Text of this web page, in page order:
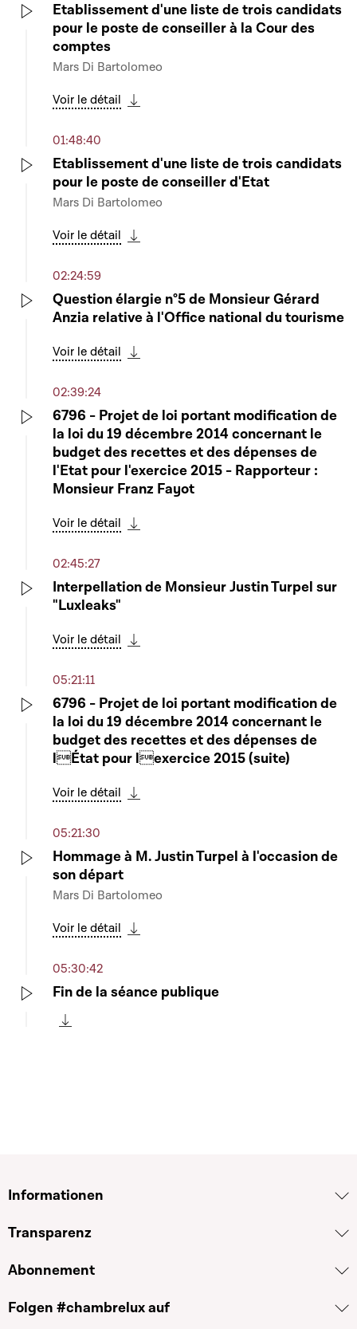
Etablissement d'une liste de trois candidats
pour le poste de conseiller à la Cour des
comptes
Mars Di Bartolomeo
Voir le détail
01:48:40
Etablissement d'une liste de trois candidats
pour le poste de conseiller d'Etat
Mars Di Bartolomeo
Voir le détail
02:24:59
Question élargie n°5 de Monsieur Gérard
Anzia relative à l'Office national du tourisme
Voir le détail
02:39:24
6796 - Projet de loi portant modification de
la loi du 19 décembre 2014 concernant le
budget des recettes et des dépenses de
l'Etat pour l'exercice 2015 - Rapporteur :
Monsieur Franz Fayot
Voir le détail
02:45:27
Interpellation de Monsieur Justin Turpel sur
"Luxleaks"
Voir le détail
05:21:11
6796 - Projet de loi portant modification de
la loi du 19 décembre 2014 concernant le
budget des recettes et des dépenses de
lÉtat pour lexercice 2015 (suite)
Voir le détail
05:21:30
Hommage à M. Justin Turpel à l'occasion de
son départ
Mars Di Bartolomeo
Voir le détail
05:30:42
Fin de la séance publique
Informationen
Transparenz
Abonnement
Folgen #chambrelux auf